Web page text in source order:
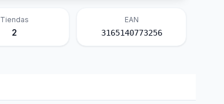
Tiendas
2
EAN
3165140773256